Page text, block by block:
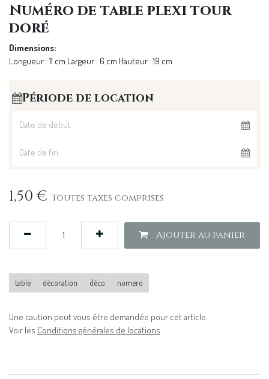
Numéro de table plexi tour
doré
Dimensions:
Longueur : 11 cm Largeur : 6 cm Hauteur : 19 cm
Période de location
1,50€ Toutes taxes comprises
Ajouter au panier
table décoration déco numero
Une caution peut vous être demandée pour cet article.
Voir les Conditions générales de locations